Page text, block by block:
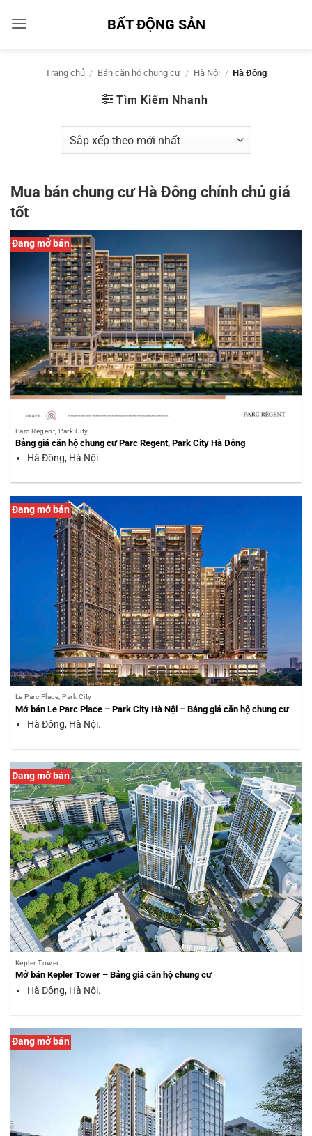
qua
BẤT ĐỘNG SẢN
Trang chủ / Bán căn hộ chung cư / Hà Nội / Hà Đông
Tìm Kiếm Nhanh
Mua bán chung cư Hà Đông chính chủ giá
tốt
Đang mở bán
Parc Regent, Park City
Bảng giá căn hộ chung cư Parc Regent, Park City Hà Đông
Hà Đông, Hà Nội
Đang mở bán
Le Parc Place, Park City
Mở bán Le Parc Place – Park City Hà Nội – Bảng giá căn hộ chung cư
Hà Đông, Hà Nội.
Đang mở bán
Kepler Tower
Mở bán Kepler Tower – Bảng giá căn hộ chung cư
Hà Đông, Hà Nội.
Đang mở bán